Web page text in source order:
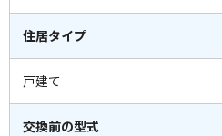
住居タイプ
戸建て
交換前の型式